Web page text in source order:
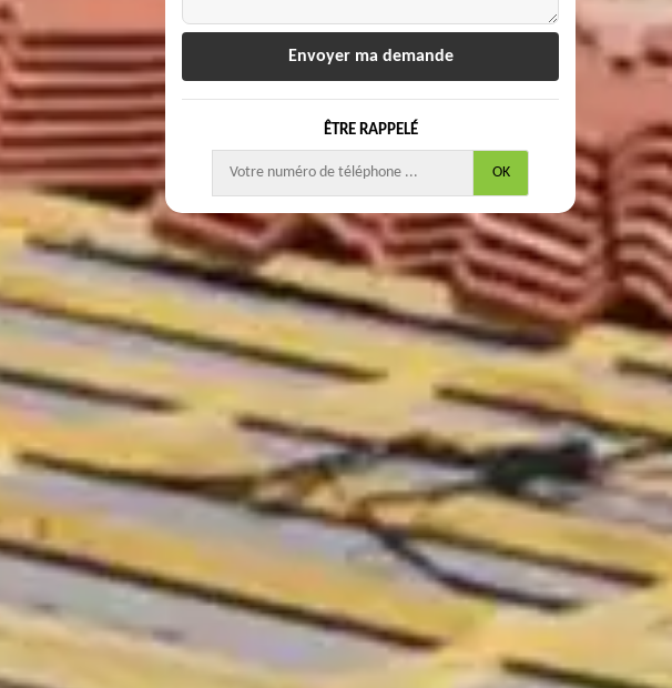
ÊTRE RAPPELÉ